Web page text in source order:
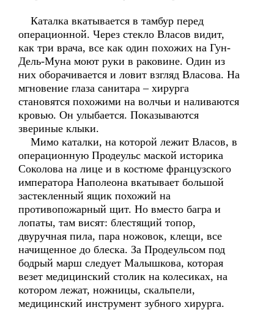
Каталка вкатывается в тамбур перед
операционной. Через стекло Власов видит,
как три врача, все как один похожих на Гун-
Дель-Муна моют руки в раковине. Один из
них оборачивается и ловит взгляд Власова. На
мгновение глаза санитара – хирурга
становятся похожими на волчьи и наливаются
кровью. Он улыбается. Показываются
звериные клыки.
Мимо каталки, на которой лежит Власов, в
операционную Продеульс маской историка
Соколова на лице и в костюме французского
императора Наполеона вкатывает большой
застекленный ящик похожий на
противопожарный щит. Но вместо багра и
лопаты, там висят: блестящий топор,
двуручная пила, пара ножовок, клещи, все
начищенное до блеска. За Продеульсом под
бодрый марш следует Малышкова, которая
везет медицинский столик на колесиках, на
котором лежат, ножницы, скальпели,
медицинский инструмент зубного хирурга.